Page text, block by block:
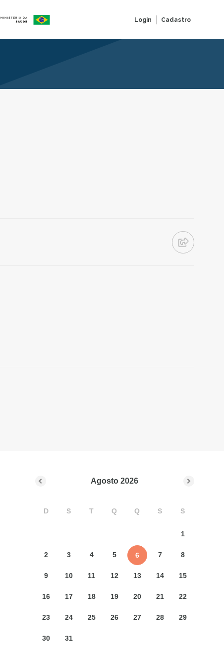
Login Cadastro
Agosto 2026
D S T Q Q S S
1
2 3 4 5 6 7 8
9 10 11 12 13 14 15
16 17 18 19 20 21 22
23 24 25 26 27 28 29
30 31